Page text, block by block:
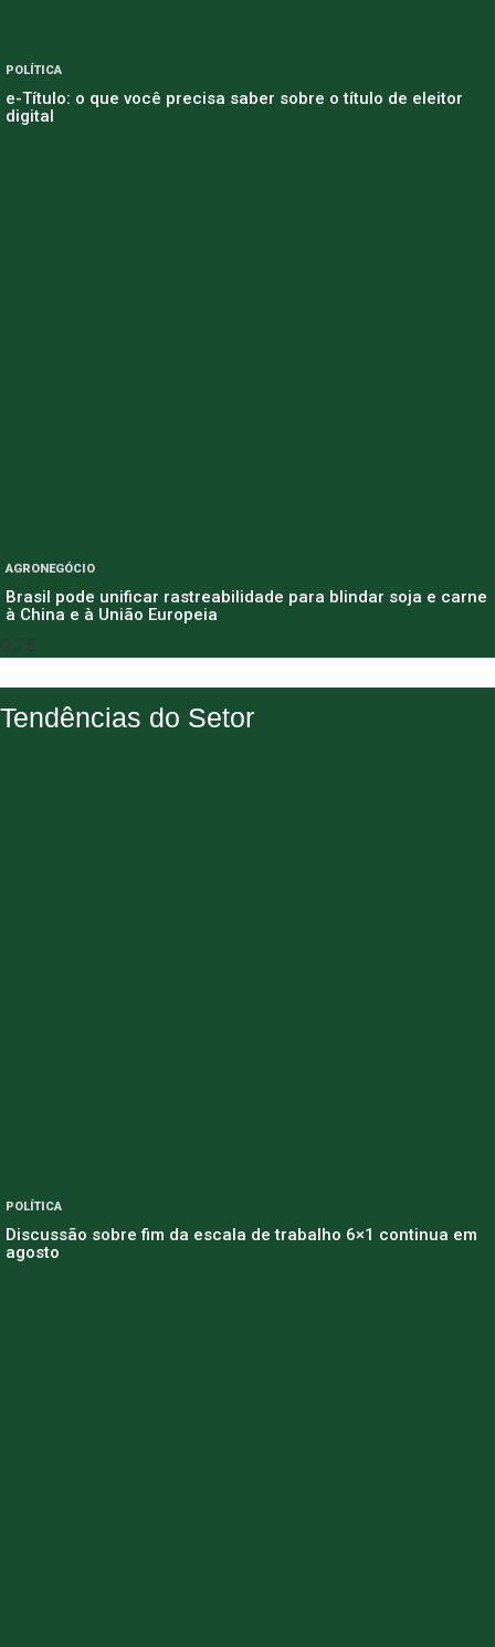
POLÍTICA
e-Título: o que você precisa saber sobre o título de eleitor
digital
AGRONEGÓCIO
Brasil pode unificar rastreabilidade para blindar soja e carne
à China e à União Europeia
Tendências do Setor
POLÍTICA
Discussão sobre fim da escala de trabalho 6×1 continua em
agosto